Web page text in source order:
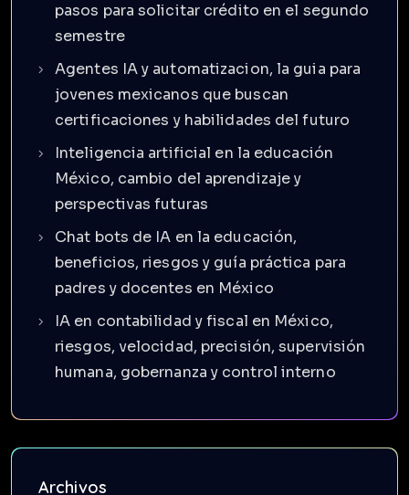
pasos para solicitar crédito en el segundo
semestre
Agentes IA y automatizacion, la guia para
jovenes mexicanos que buscan
certificaciones y habilidades del futuro
Inteligencia artificial en la educación
México, cambio del aprendizaje y
perspectivas futuras
Chat bots de IA en la educación,
beneficios, riesgos y guía práctica para
padres y docentes en México
IA en contabilidad y fiscal en México,
riesgos, velocidad, precisión, supervisión
humana, gobernanza y control interno
Archivos